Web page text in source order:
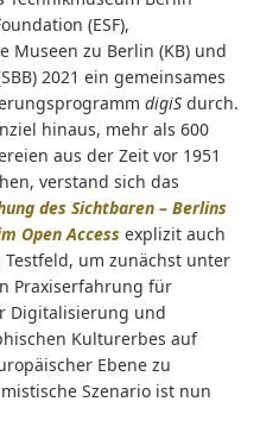
(ESF),
Museen zu Berlin (KB) und
2021 ein gemeinsames
digiSdurch.
hinaus, mehr als 600
aus der Zeit vor 1951
verstand sich das
des Sichtbaren – Berlins
Open Accessexplizit auch
um zunächst unter
Praxiserfahrung für
Digitalisierung und
Kulturerbes auf
Ebene zu
Szenario ist nun